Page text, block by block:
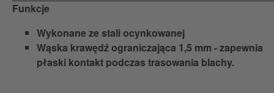
Funkcje
Wykonane ze stali ocynkowanej
Wąska krawędź ograniczająca 1,5 mm - zapewnia
płaski kontakt podczas trasowania blachy.